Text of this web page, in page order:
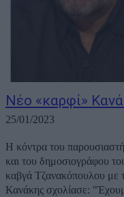
Νέο «καρφί»
25/01/2023
Η κόντρα του
και του δημοσιογράφου
καβγά Τζανακόπουλου με
Κανάκης σχολίασε: "Έχουμε έναν ακόμα καυγά, ένα ακόμα